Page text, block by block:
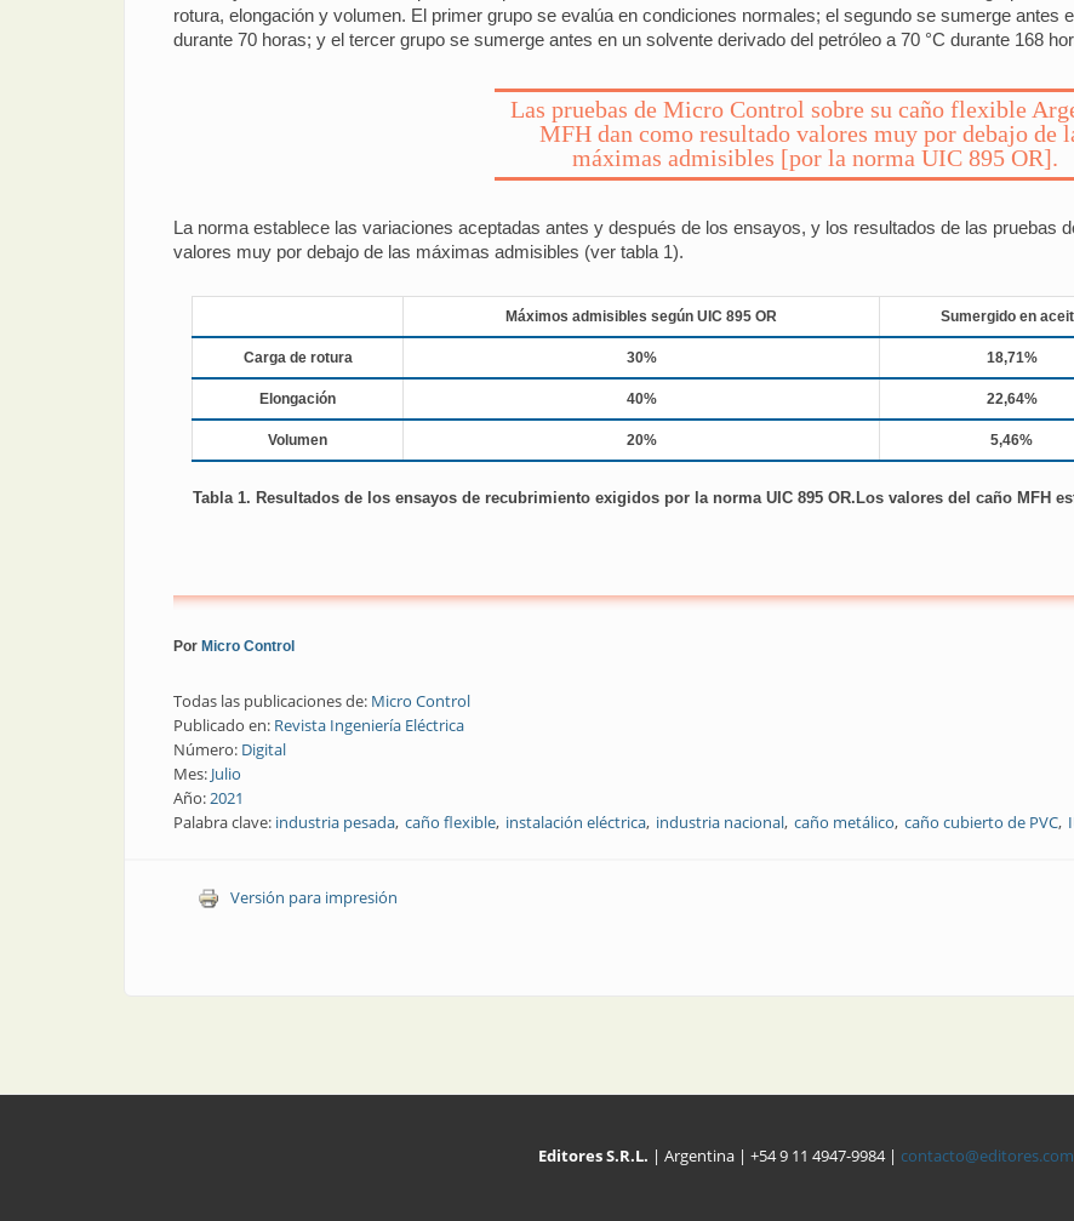
rotura, elongación y volumen. El primer grupo se evalúa en condiciones normales; el segundo se sumerge antes
durante 70 horas; y el tercer grupo se sumerge antes en un solvente derivado del petróleo a 70 °C durante 168
Las pruebas de Micro Control sobre su caño flexible
MFH dan como resultado valores muy por debajo de
máximas admisibles [por la norma UIC 895 OR].
La norma establece las variaciones aceptadas antes y después de los ensayos, y los resultados de las pruebas
valores muy por debajo de las máximas admisibles (ver tabla 1).
Máximos admisibles según UIC 895 OR Sumergido en
Carga de rotura 30% 18,71%
Elongación 40% 22,64%
Volumen 20% 5,46%
Tabla 1. Resultados de los ensayos de recubrimiento exigidos por la norma UIC 895 OR.Los valores del caño MFH
Por Micro Control
Todas las publicaciones de: Micro Control
Publicado en: Revista Ingeniería Eléctrica
Número: Digital
Mes: Julio
Año:2021
Palabra clave: industria pesada caño flexible instalación eléctrica industria nacional caño metálico caño cubierto de PVC
Versión para impresión
Editores S.R.L. | Argentina | +54 9 11 4947-9984 |